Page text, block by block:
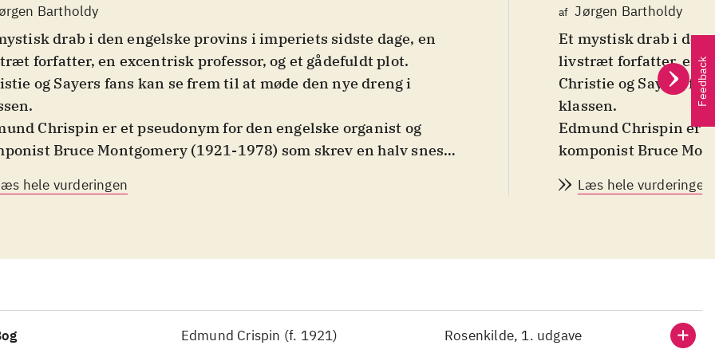
Bartholdy
drab i den engelske provins i imperiets sidste dage, en
forfatter, en excentrisk professor, og et gådefuldt plot.
og Sayers fans kan se frem til at møde den nye dreng i
.
er et pseudonym for den engelske organist og
Bruce Montgomery (1921-1978) som skrev en halv snes
hovedperson og detektiv. I denne, som er fra 1946 og den første
hvor handlingen leverer input til en gåde, som læseren
måde, som kun har eksisteret i engelske
i imperiets storhedstid.
hele vurderingen
af Jørgen Bartholdy
Et mystisk drab i den
livstræt forfatter, en
Christie og Sayers
klassen.
Edmund Chrispin er et pseudonym for den engelske organist og
komponist Bruce
som hovedperson og
engelske hvor
klassebevidste
populærromaner i
Crispin skriver
Læs hele vurderingen
Edmund Crispin (f. 1921) Rosenkilde, 1. udgave
Feedback